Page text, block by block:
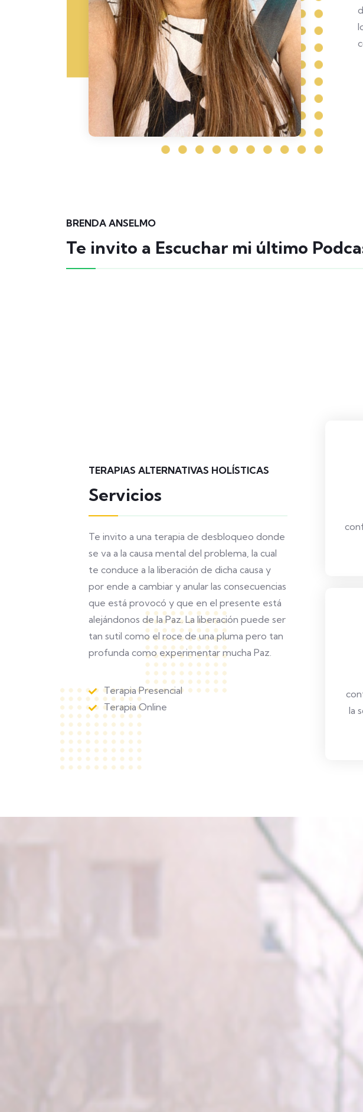
BRENDA ANSELMO
Te invito a Escuchar mi último
TERAPIAS ALTERNATIVAS HOLÍSTICAS
Servicios
Te invito a una terapia de desbloqueo donde
se va a la causa mental del problema, la cual
te conduce a la liberación de dicha causa y
por ende a cambiar y anular las consecuencias
que está provocó y que en el presente está
alejándonos de la Paz. La liberación puede ser
tan sutil como el roce de una pluma pero tan
profunda como experimentar mucha Paz.
Terapia Presencial
Terapia Online
la